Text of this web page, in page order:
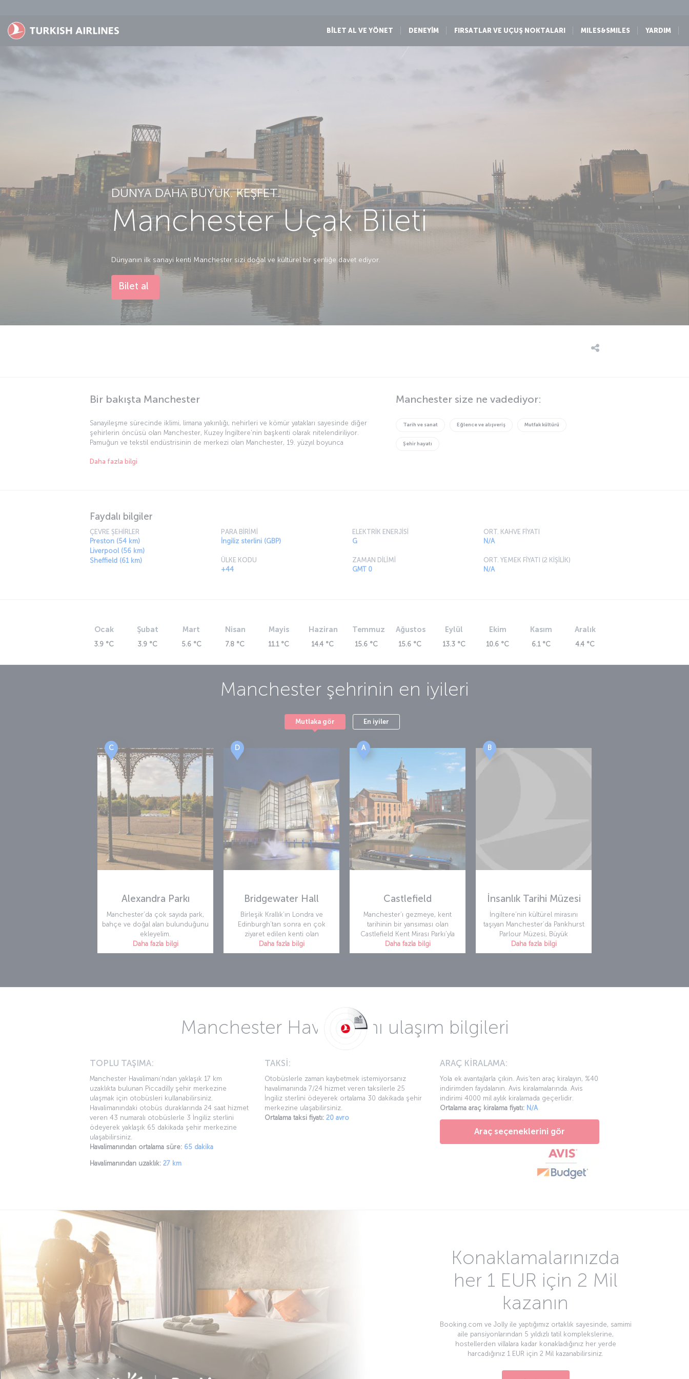
BİLET AL VE YÖNET DENEYİM FIRSATLAR VE UÇUŞ NOKTALARI MILES&SMILES YARDIM
DÜNYA DAHA BÜYÜK. KEŞFET.
Manchester Uçak Bileti
Dünyanın ilk sanayi kenti Manchester sizi doğal ve kültürel bir şenliğe davet ediyor.
Bilet al
Bir bakışta Manchester
Sanayileşme sürecinde iklimi, limana yakınlığı, nehirleri ve kömür yatakları sayesinde diğer
şehirlerin öncüsü olan Manchester, Kuzey İngiltere'nin başkenti olarak nitelendiriliyor.
Pamuğun ve tekstil endüstrisinin de merkezi olan Manchester, 19. yüzyıl boyunca
dünyaca ünlü futbol takımları, gelişmiş medya endüstri ve yüksek eğitim seviyesiyle
Daha fazla bilgi
Manchester size ne vadediyor:
Tarih ve sanat Eğlence ve alışveriş Mutfak kültürü
Şehir hayatı
Faydalı bilgiler
ÇEVRE ŞEHİRLER
Preston (54 km)
Liverpool (56 km)
Sheffield (61 km)
PARA BİRİMİ
İngiliz sterlini (GBP)
ÜLKE KODU
+44
ELEKTRİK ENERJİSİ
G
ZAMAN DİLİMİ
GMT 0
ORT. KAHVE FİYATI
N/A
ORT. YEMEK FİYATI (2 KİŞİLİK)
N/A
Ocak
3.9 °C
Şubat
3.9 °C
Mart
5.6 °C
Nisan
7.8 °C
Mayis
11.1 °C
Haziran
14.4 °C
Temmuz
15.6 °C
Ağustos
15.6 °C
Eylül
13.3 °C
Ekim
10.6 °C
Kasım
6.1 °C
Aralık
4.4 °C
Manchester şehrinin en iyileri
Mutlaka gör En iyiler
C
Alexandra Parkı
Manchester’da çok sayıda park,
bahçe ve doğal alan bulunduğunu
ekleyelim.
Daha fazla bilgi
D
Bridgewater Hall
Birleşik Krallık’ın Londra ve
Edinburgh’tan sonra en çok
ziyaret edilen kenti olan
Daha fazla bilgi
A
Castlefield
Manchester’ı gezmeye, kent
tarihinin bir yansıması olan
Castlefield Kent Mirası Parkı’yla
Daha fazla bilgi
B
İnsanlık Tarihi Müzesi
İngiltere’nin kültürel mirasını
taşıyan Manchester’da Pankhurst
Parlour Müzesi, Büyük
Daha fazla bilgi
Manchester Havalimanı ulaşım bilgileri
TOPLU TAŞIMA:
Manchester Havalimanı’ndan yaklaşık 17 km
uzaklıkta bulunan Piccadilly şehir merkezine
ulaşmak için otobüsleri kullanabilirsiniz.
Havalimanındaki otobüs duraklarında 24 saat hizmet
veren 43 numaralı otobüslerle 3 İngiliz sterlini
ödeyerek yaklaşık 65 dakikada şehir merkezine
ulaşabilirsiniz.
Havalimanından ortalama süre: 65 dakika
Havalimanından uzaklık: 27 km
TAKSİ:
Otobüslerle zaman kaybetmek istemiyorsanız
havalimanında 7/24 hizmet veren taksilerle 25
İngiliz sterlini ödeyerek ortalama 30 dakikada şehir
merkezine ulaşabilirsiniz.
Ortalama taksi fiyatı: 20 avro
ARAÇ KİRALAMA:
Yola ek avantajlarla çıkın. Avis’ten araç kiralayın, %40
indirimden faydalanın. Avis kiralamalarında. Avis
indirimi 4000 mil aylık kiralamada geçerlidir.
Ortalama araç kiralama fiyatı: N/A
Araç seçeneklerini gör
Konaklamalarınızda
her 1 EUR için 2 Mil
kazanın
Booking.com ve Jolly ile yaptığımız ortaklık sayesinde, samimi
aile pansiyonlarından 5 yıldızlı tatil komplekslerine,
hostellerden villalara kadar konakladığınız her yerde
harcadığınız 1 EUR için 2 Mil kazanabilirsiniz.